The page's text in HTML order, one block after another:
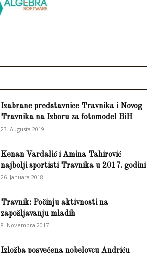
Izabrane predstavnice Travnika i Novog
Travnika na Izboru za fotomodel BiH
23. Augusta 2019.
Kenan Vardalić i Amina Tahirović
najbolji sportisti Travnika u 2017. godini
26. Januara 2018.
Travnik: Počinju aktivnosti na
zapošljavanju mladih
8. Novembra 2017.
Izložba posvečena nobelovcu Andriću